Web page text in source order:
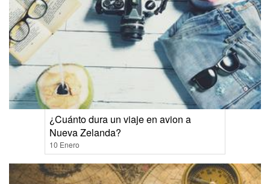
¿Cuánto dura un viaje en avion a
Nueva Zelanda?
10 Enero